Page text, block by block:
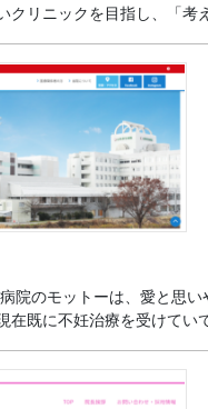
クリニックを目指し、「
院のモットーは、愛と思
在既に不妊治療を受けて